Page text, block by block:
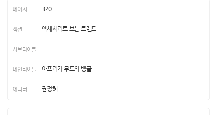
320
액세서리로 보는 트렌드
아프리카 무드의 뱅글
권정혜